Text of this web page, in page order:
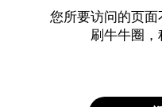
您所要访问的页
刷牛牛圈，